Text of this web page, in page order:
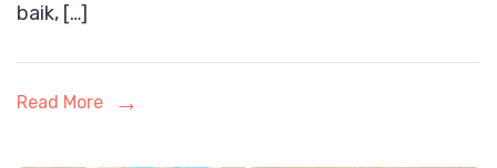
baik, […]
Read More